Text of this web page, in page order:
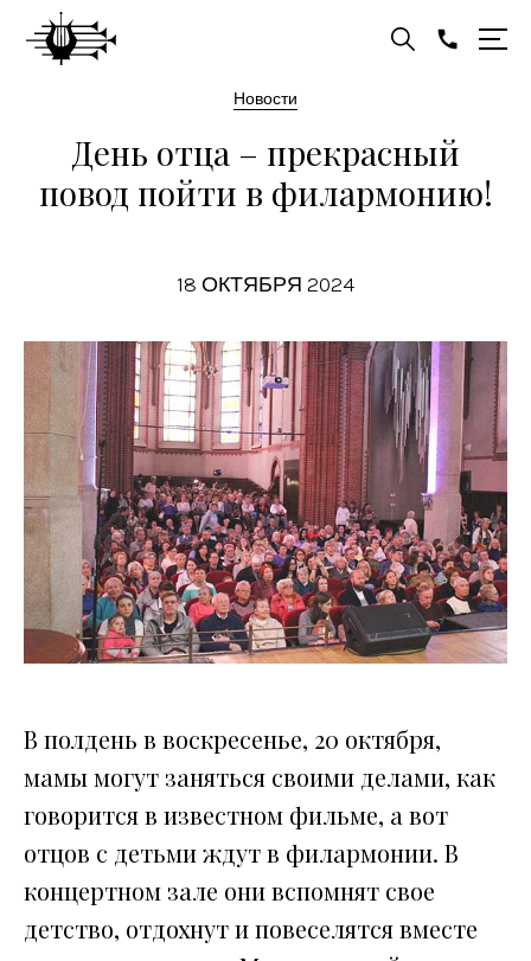
Новости
День отца – прекрасный
повод пойти в филармонию!
18 ОКТЯБРЯ 2024
В полдень в воскресенье, 20 октября,
мамы могут заняться своими делами, как
говорится в известном фильме, а вот
отцов с детьми ждут в филармонии. В
концертном зале они вспомнят свое
детство, отдохнут и повеселятся вместе